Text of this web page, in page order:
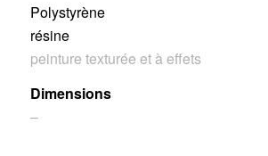
Polystyrène
résine
peinture texturée et à effets
Dimensions
–